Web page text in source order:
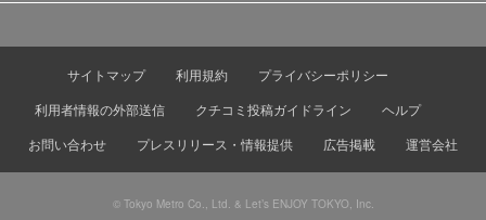
サイトマップ 利用規約
プライバシーポリシー
利用者情報の外部送信
クチコミ投稿ガイドライン
ヘルプ
お問い合わせ
プレスリリース・情報提供 広告掲載 運営会社
© Tokyo Metro Co., Ltd. & Let’s ENJOY TOKYO, Inc.